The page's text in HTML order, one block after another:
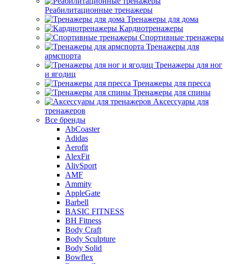
Реабилитационные тренажеры
Тренажеры для дома
Кардиотренажеры
Спортивные тренажеры
Тренажеры для
армспорта
Тренажеры для ног
и ягодиц
Тренажеры для пресса
Тренажеры для спины
Аксессуары для
тренажеров
Все бренды
AbCoaster
Adidas
Aerofit
AlexFit
AlivSport
AMF
Ammity
AppleGate
Barbell
BASIC FITNESS
BH Fitness
Body Craft
Body Sculpture
Body Solid
Bowflex